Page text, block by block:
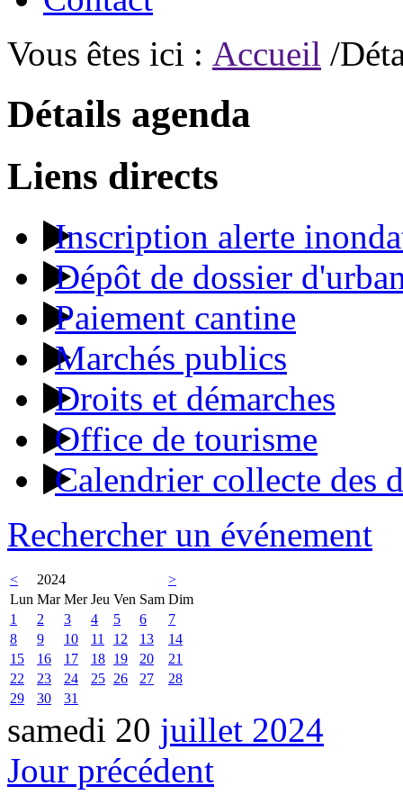
Vous êtes ici : Accueil /
Détails agenda
Liens directs
Inscription alerte
Dépôt de dossier
Paiement cantine
Marchés publics
Droits et démarches
Office de tourisme
Calendrier collecte des
Rechercher un événement
< 2024
>
Lun Mar Mer Jeu Ven Sam Dim
1
2 3 4 5 6
7
8
9 10 11 12 13
14
15
16 17 18 19 20
21
22
23 24 25 26 27
28
29
30 31
samedi 20 juillet 2024
Jour précédent